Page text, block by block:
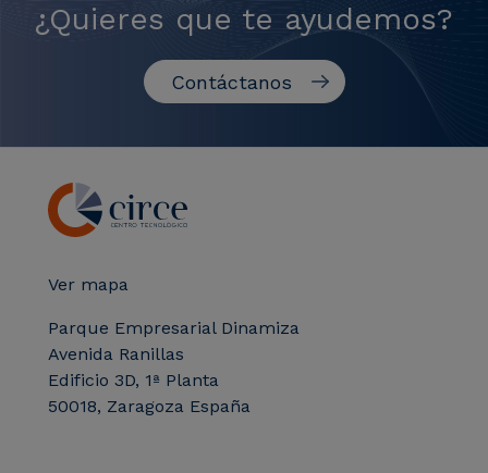
¿Quieres que te ayudemos?
Contáctanos
Ver mapa
Parque Empresarial Dinamiza
Avenida Ranillas
Edificio 3D, 1ª Planta
50018, Zaragoza España